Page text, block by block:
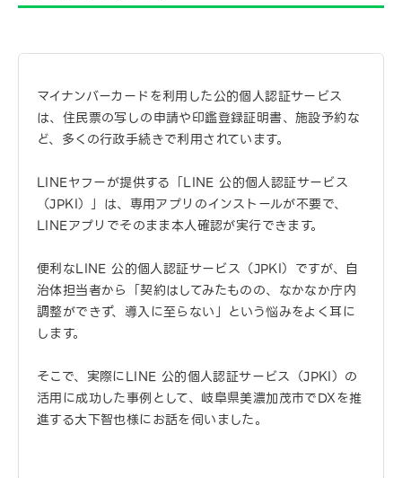
マイナンバーカードを利用した公的個人認証サービス
は、住民票の写しの申請や印鑑登録証明書、施設予約な
ど、多くの行政手続きで利用されています。
LINEヤフーが提供する「LINE 公的個人認証サービス
（JPKI）」は、専用アプリのインストールが不要で、
LINEアプリでそのまま本人確認が実行できます。
便利なLINE 公的個人認証サービス（JPKI）ですが、自
治体担当者から「契約はしてみたものの、なかなか庁内
調整ができず、導入に至らない」という悩みをよく耳に
します。
そこで、実際にLINE 公的個人認証サービス（JPKI）の
活用に成功した事例として、岐阜県美濃加茂市でDXを推
進する大下智也様にお話を伺いました。